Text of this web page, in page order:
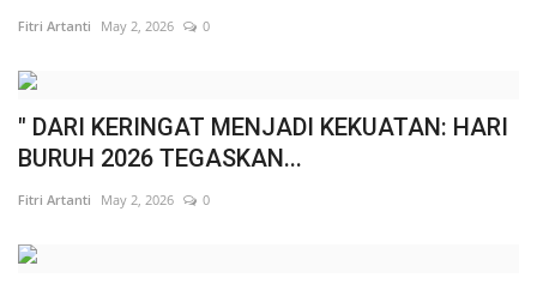
Fitri Artanti May 2, 2026 0
" DARI KERINGAT MENJADI KEKUATAN: HARI
BURUH 2026 TEGASKAN...
Fitri Artanti May 2, 2026 0